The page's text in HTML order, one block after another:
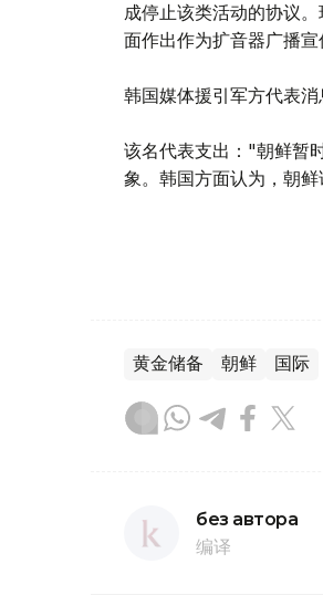
成停止该类活动的协议
面作出作为扩音器广播宣
韩国媒体援引军方代表
该名代表支出："朝鲜暂
象。韩国方面认为，朝鲜
黄金储备 朝鲜 国际
без автора
编译